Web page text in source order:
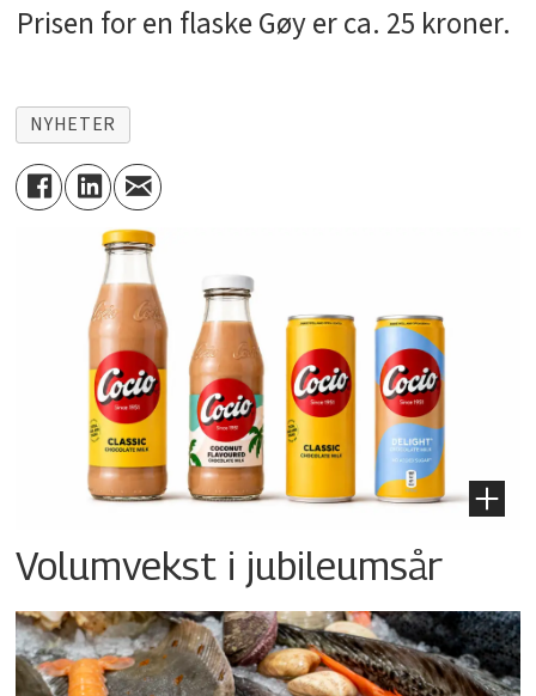
Prisen for en flaske Gøy er ca. 25 kroner.
NYHETER
Volumvekst i jubileumsår